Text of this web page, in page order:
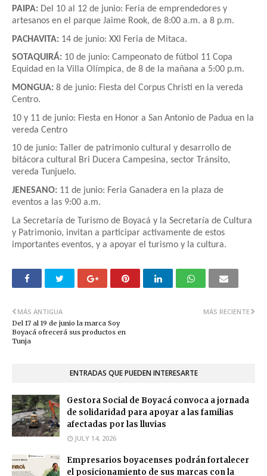
PAIPA: Del 10 al 12 de junio: Feria de emprendedores y
artesanos en el parque Jaime Rook, de 8:00 a.m. a 8 p.m.
PACHAVITA: 14 de junio: XXI Feria de Mitaca.
SOTAQUIRÁ: 10 de junio: Campeonato de fútbol 11 Copa
Equidad en la Villa Olímpica, de 8 de la mañana a 5:00 p.m.
MONGUA: 8 de junio: Fiesta del Corpus Christi en la vereda
Centro.
10 y 11 de junio: Fiesta en Honor a San Antonio de Padua en la
vereda Centro
10 de junio: Taller de patrimonio cultural y desarrollo de
bitácora cultural Bri Ducera Campesina, sector Tránsito,
vereda Tunjuelo.
JENESANO: 11 de junio: Feria Ganadera en la plaza de
eventos a las 9:00 a.m.
La Secretaría de Turismo de Boyacá y la Secretaría de Cultura
y Patrimonio, invitan a participar activamente de estos
importantes eventos, y a apoyar el turismo y la cultura.
MÁS RECIENTE
MÁS ANTIGUA
Del 17 al 19 de junio la marca Soy
Boyacá ofrecerá sus productos en
Tunja
ENTRADAS QUE PUEDEN INTERESARTE
Gestora Social de Boyacá convoca a jornada
de solidaridad para apoyar a las familias
afectadas por las lluvias
JULY 14, 2026
Empresarios boyacenses podrán fortalecer
el posicionamiento de sus marcas con la